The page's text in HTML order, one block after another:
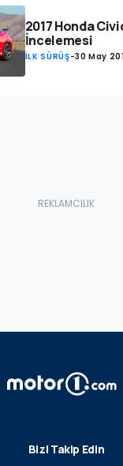
2017 Honda
İncelemesi
İLK SÜRÜŞ-30 May
Bizi Takip Edin